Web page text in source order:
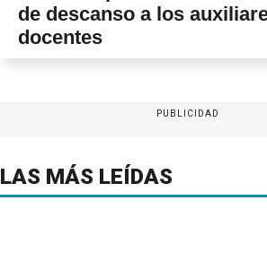
de descanso a los
docentes
PUBLICIDAD
LAS MÁS LEÍDAS